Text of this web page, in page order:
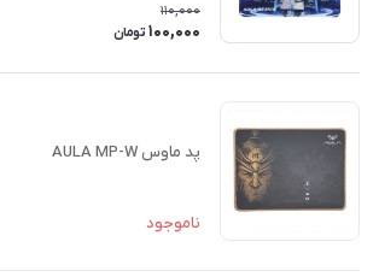
110,000
100,000 تومان
پد ماوس AULA MP-W
ناموجود